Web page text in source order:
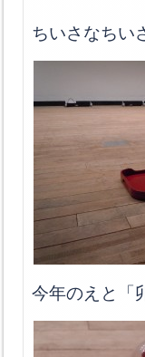
ちいさなちい
今年のえと「